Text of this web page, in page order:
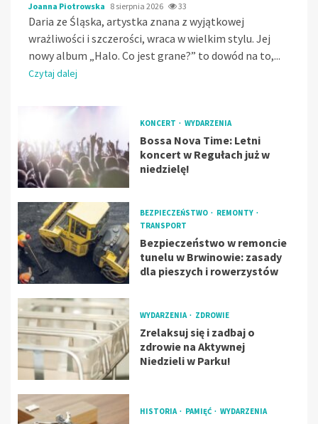
Joanna Piotrowska 8 sierpnia 2026 33
Daria ze Śląska, artystka znana z wyjątkowej
wrażliwości i szczerości, wraca w wielkim stylu. Jej
nowy album „Halo. Co jest grane?” to dowód na to,...
Czytaj dalej
KONCERT WYDARZENIA
Bossa Nova Time: Letni
koncert w Regułach już w
niedzielę!
BEZPIECZEŃSTWO
REMONTY
TRANSPORT
Bezpieczeństwo w remoncie
tunelu w Brwinowie: zasady
dla pieszych i rowerzystów
WYDARZENIA ZDROWIE
Zrelaksuj się i zadbaj o
zdrowie na Aktywnej
Niedzieli w Parku!
HISTORIA PAMIĘĆ WYDARZENIA